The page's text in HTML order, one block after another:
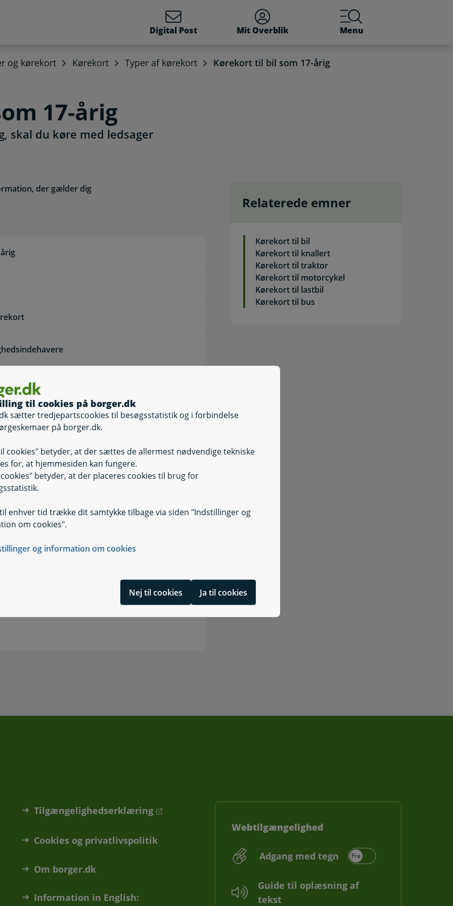
til cookies på borger.dk
sætter tredjepartscookies til besøgsstatistik og i forbindelse
på borger.dk.
cookies" betyder, at der sættes de allermest nødvendige tekniske
for, at hjemmesiden kan fungere.
cookies" betyder, at der placeres cookies til brug for
enhver tid trække dit samtykke tilbage via siden "Indstillinger og
om cookies".
og information om cookies
Nej til cookies Ja til cookies
Digital Post
Mit Overblik Menu
og kørekort Kørekort Typer af kørekort Kørekort til bil som 17-årig
17-årig
skal du køre med ledsager
der gælder dig
køreprøven
Selvbetjening
Selvbetjening, Udfyld lægeattest til ansøgning om kørekort
Relaterede emner
Kørekort til bil
Kørekort til knallert
Kørekort til traktor
Kørekort til motorcykel
Kørekort til lastbil
Kørekort til bus
Tilgængelighedserklæring
Cookies og privatlivspolitik
Om borger.dk
Information in English:
Webtilgængelighed
Adgang med tegn
Guide til oplæsning af
tekst